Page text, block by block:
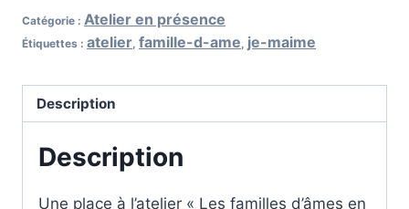
Catégorie : Atelier en présence
Étiquettes : atelier, famille-d-ame, je-maime
Description
Description
Une place à l’atelier « Les familles d’âmes en